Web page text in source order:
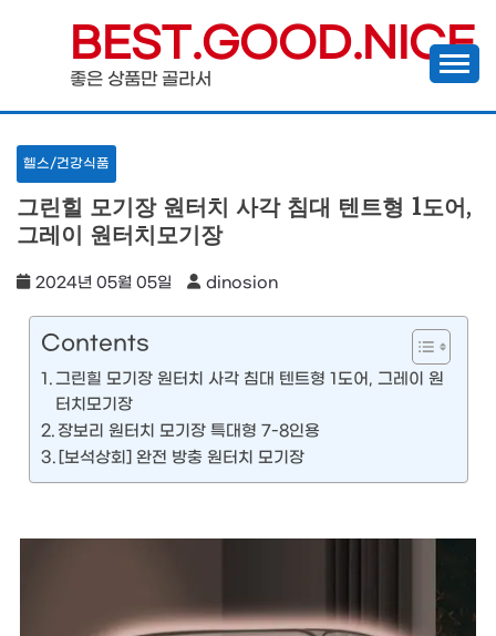
content
BEST.GOOD.NICE
좋은 상품만 골라서
헬스/건강식품
그린힐 모기장 원터치 사각 침대 텐트형 1도어,
그레이 원터치모기장
2024년 05월 05일 dinosion
Contents
그린힐 모기장 원터치 사각 침대 텐트형 1도어, 그레이 원
터치모기장
장보리 원터치 모기장 특대형 7-8인용
[보석상회] 완전 방충 원터치 모기장